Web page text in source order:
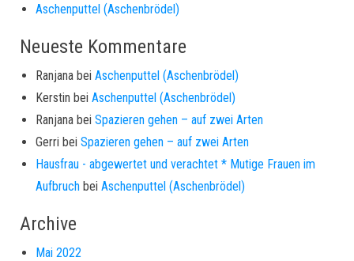
Aschenputtel (Aschenbrödel)
Neueste Kommentare
Ranjana bei Aschenputtel (Aschenbrödel)
Kerstin bei Aschenputtel (Aschenbrödel)
Ranjana bei Spazieren gehen – auf zwei Arten
Gerri bei Spazieren gehen – auf zwei Arten
Hausfrau - abgewertet und verachtet * Mutige Frauen im
Aufbruch bei Aschenputtel (Aschenbrödel)
Archive
Mai 2022